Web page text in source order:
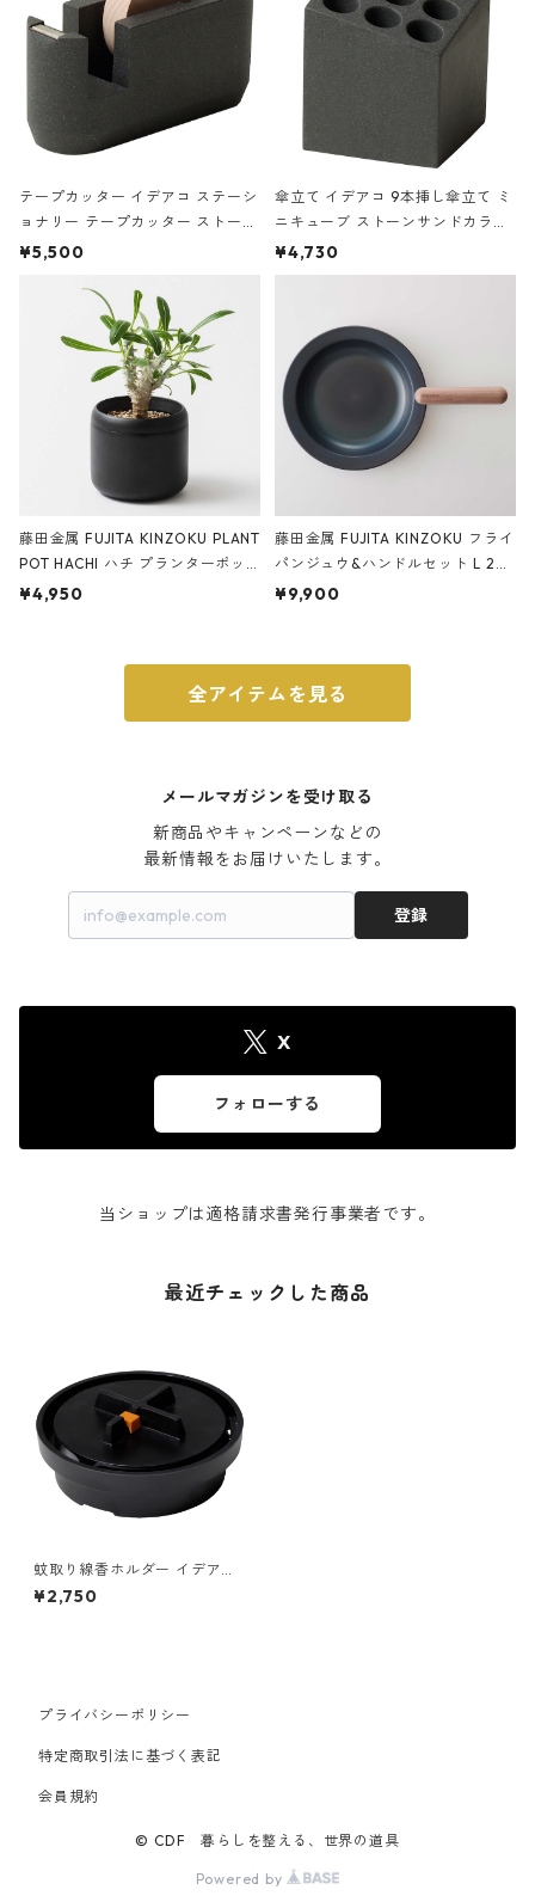
テープカッター イデアコ ステーシ
ョナリー テープカッター ストーン
サンドカラー 石調 ideaco Station
¥5,500
傘立て イデアコ 9本挿し傘立て ミ
ニキューブ ストーンサンドカラー
石調 ideaco Umbrella Stand CUB
E ストーンサンドブラック
¥4,730
藤田金属 FUJITA KINZOKU PLANT
POT HACHI ハチ プランターポッ
ト 3号 ブラック
¥4,950
藤田金属 FUJITA KINZOKU フライ
パンジュウ&ハンドルセット L 24c
m ガス火・IH対応 鉄フライパン
¥9,900
全アイテムを見る
メールマガジンを受け取る
新商品やキャンペーンなどの
最新情報をお届けいたします。
登録
X
フォローする
当ショップは適格請求書発行事業者です。
最近チェックした商品
蚊取り線香ホルダー イデアコ
蚊取り線香入れ マンホール id
eaco Kayari Manhole ブラッ
¥2,750
プライバシーポリシー
特定商取引法に基づく表記
会員規約
© CDF 暮らしを整える、世界の道具
Powered by